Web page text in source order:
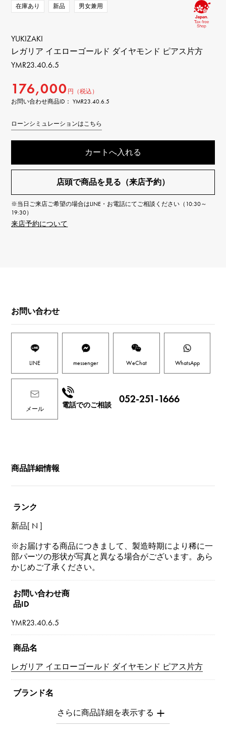
在庫あり 新品 男女兼用
YUKIZAKI
レガリア イエローゴールド ダイヤモンド ピアス片方
YMR23.40.6.5
176,000 円（税込）
お問い合わせ商品ID： YMR23.40.6.5
ローンシミュレーションはこちら
カートへ入れる
店頭で商品を見る（来店予約）
※当日ご来店ご希望の場合はLINE・お電話にてご相談ください（10:30～
19:30）
来店予約について
お問い合わせ
LINE messenger WeChat WhatsApp
メール 電話でのご相談
052-251-1666
商品詳細情報
ランク
新品[ N ]
※お届けする商品につきまして、製造時期により稀に一
部パーツの形状が写真と異なる場合がございます。あら
かじめご了承ください。
お問い合わせ商
品ID
YMR23.40.6.5
商品名
レガリア イエローゴールド ダイヤモンド ピアス片方
ブランド名